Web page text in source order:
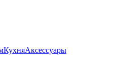
КухняАксессуары